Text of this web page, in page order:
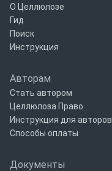
О Целлюлозе
Гид
Поиск
Инструкция
Авторам
Стать автором
Целлюлоза Право
Инструкция для авторов
Способы оплаты
Документы